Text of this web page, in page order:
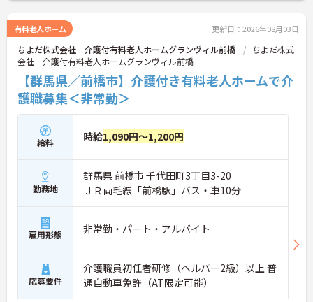
有料老人ホーム 更新日：2026年08月03日
ちよだ株式会社 介護付有料老人ホームグランヴィル前橋
ちよだ株式
会社 介護付有料老人ホームグランヴィル前橋
【群馬県／前橋市】介護付き有料老人ホームで介
護職募集＜非常勤＞
給料 時給1,090円～1,200円
勤務地
群馬県 前橋市 千代田町3丁目3-20
ＪＲ両毛線「前橋駅」バス・車10分
雇用形態 非常勤・パート・アルバイト
応募要件
介護職員初任者研修（ヘルパー2級）以上 普
通自動車免許（AT限定可能）